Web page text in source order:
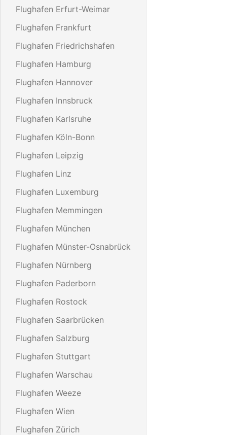
Flughafen Erfurt-Weimar
Flughafen Frankfurt
Flughafen Friedrichshafen
Flughafen Hamburg
Flughafen Hannover
Flughafen Innsbruck
Flughafen Karlsruhe
Flughafen Köln-Bonn
Flughafen Leipzig
Flughafen Linz
Flughafen Luxemburg
Flughafen Memmingen
Flughafen München
Flughafen Münster-Osnabrück
Flughafen Nürnberg
Flughafen Paderborn
Flughafen Rostock
Flughafen Saarbrücken
Flughafen Salzburg
Flughafen Stuttgart
Flughafen Warschau
Flughafen Weeze
Flughafen Wien
Flughafen Zürich